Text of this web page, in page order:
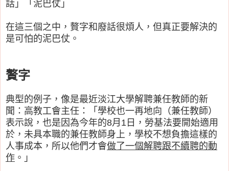
話」「泥巴仗」
在這三個之中，贅字和廢話很煩人，但真正要解決的
是可怕的泥巴仗。
贅字
典型的例子，像是最近淡江大學解聘兼任教師的新
聞：高教工會主任：「學校也一再地向（兼任教師）
表示說，也是因為今年的8月1日，勞基法要開始適用
於，未具本職的兼任教師身上，學校不想負擔這樣的
人事成本，所以他們才會做了一個解聘跟不續聘的動
作 。」